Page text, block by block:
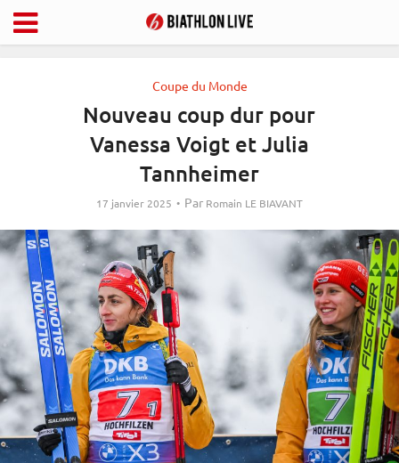
Coupe du Monde
Nouveau coup dur pour
Vanessa Voigt et Julia
Tannheimer
17 janvier 2025 Par Romain LE BIAVANT